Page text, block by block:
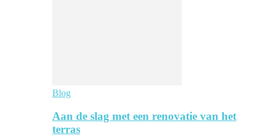
Blog
Aan de slag met een renovatie van het
terras